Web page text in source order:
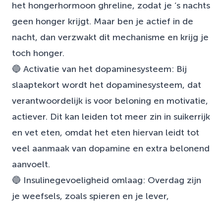
het hongerhormoon ghreline, zodat je ‘s nachts
geen honger krijgt. Maar ben je actief in de
nacht, dan verzwakt dit mechanisme en krijg je
toch honger.
🔵 Activatie van het dopaminesysteem: Bij
slaaptekort wordt het dopaminesysteem, dat
verantwoordelijk is voor beloning en motivatie,
actiever. Dit kan leiden tot meer zin in suikerrijk
en vet eten, omdat het eten hiervan leidt tot
veel aanmaak van dopamine en extra belonend
aanvoelt.
🔵 Insulinegevoeligheid omlaag: Overdag zijn
je weefsels, zoals spieren en je lever,